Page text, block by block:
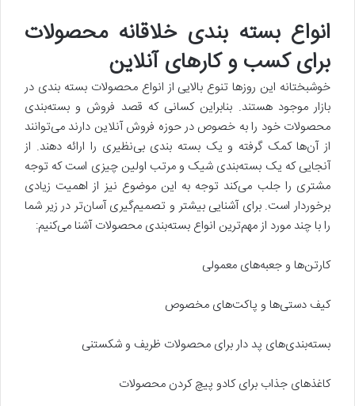
انواع بسته بندی خلاقانه محصولات
برای کسب و کارهای آنلاین
خوشبختانه این روزها تنوع بالایی از انواع محصولات بسته بندی در
بازار موجود هستند. بنابراین کسانی که قصد فروش و بسته‌بندی
محصولات خود را به خصوص در حوزه فروش آنلاین دارند می‌توانند
از آن‌ها کمک گرفته و یک بسته بندی بی‌نظیری را ارائه دهند. از
آنجایی که یک بسته‌بندی شیک و مرتب اولین چیزی است که توجه
مشتری را جلب می‌کند توجه به این موضوع نیز از اهمیت زیادی
برخوردار است. برای آشنایی بیشتر و تصمیم‌گیری آسان‌تر در زیر شما
را با چند مورد از مهم‌ترین انواع بسته‌بندی محصولات آشنا می‌کنیم:
کارتن‌ها و جعبه‌های معمولی
کیف دستی‌ها و پاکت‌های مخصوص
بسته‌بندی‌های پد دار برای محصولات ظریف و شکستنی
کاغذهای جذاب برای کادو پیچ کردن محصولات